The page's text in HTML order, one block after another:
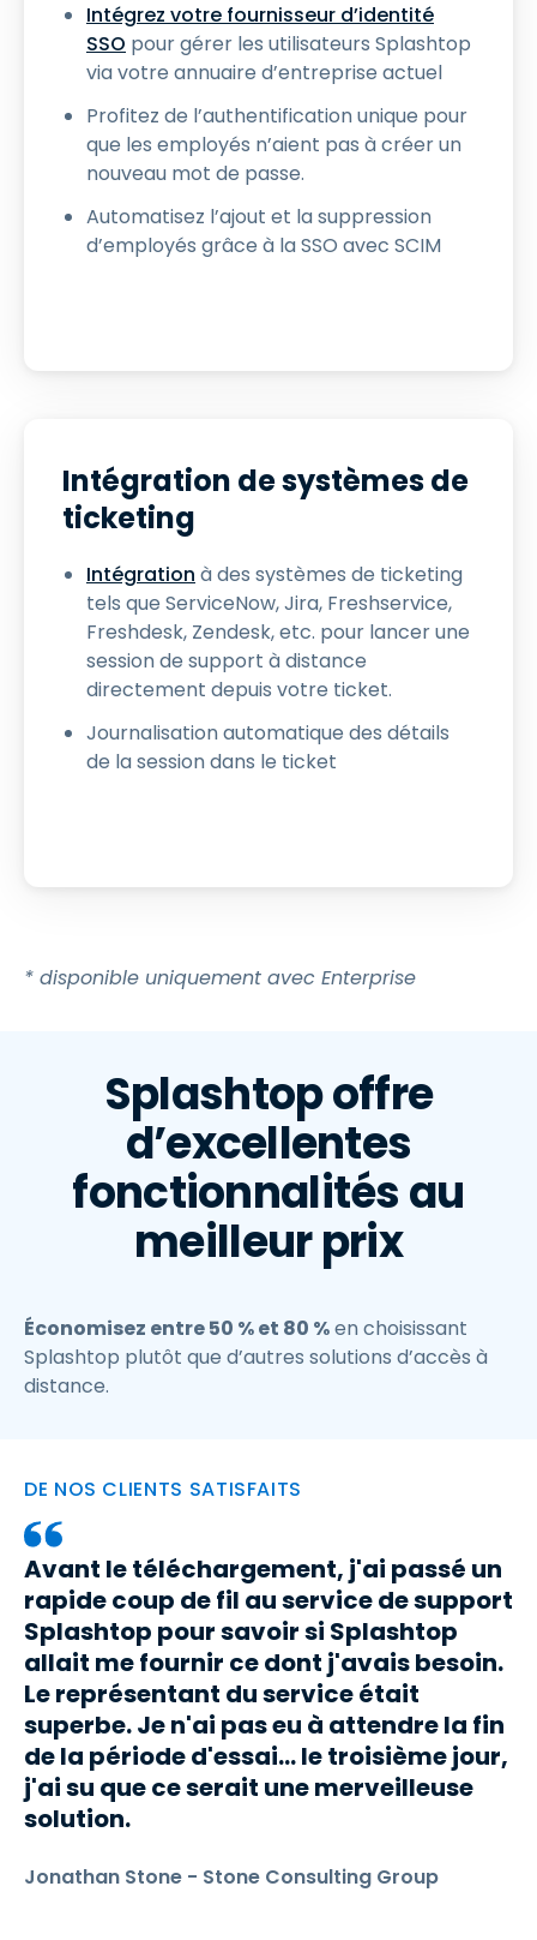
Intégrez votre fournisseur d’identité
SSO pour gérer les utilisateurs Splashtop
via votre annuaire d’entreprise actuel
Profitez de l’authentification unique pour
que les employés n’aient pas à créer un
nouveau mot de passe.
Automatisez l’ajout et la suppression
d’employés grâce à la SSO avec SCIM
Intégration de systèmes de
ticketing
Intégration à des systèmes de ticketing
tels que ServiceNow, Jira, Freshservice,
Freshdesk, Zendesk, etc. pour lancer une
session de support à distance
directement depuis votre ticket.
Journalisation automatique des détails
de la session dans le ticket
* disponible uniquement avec Enterprise
Splashtop offre
d’excellentes
fonctionnalités au
meilleur prix
Économisez entre 50 % et 80 %en choisissant
Splashtop plutôt que d’autres solutions d’accès à
distance.
DE NOS CLIENTS SATISFAITS
Avant le téléchargement, j'ai passé un
rapide coup de fil au service de support
Splashtop pour savoir si Splashtop
allait me fournir ce dont j'avais besoin.
Le représentant du service était
superbe. Je n'ai pas eu à attendre la fin
de la période d'essai... le troisième jour,
j'ai su que ce serait une merveilleuse
solution.
Jonathan Stone - Stone Consulting Group